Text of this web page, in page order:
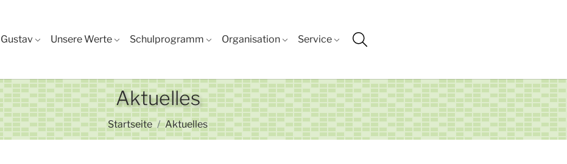
Unsere Werte Schulprogramm Organisation Service
Aktuelles
Sie sind hier:
Startseite Aktuelles